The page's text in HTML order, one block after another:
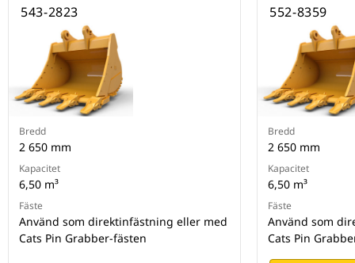
543-2823
Bredd
2 650 mm
Kapacitet
6,50 m³
Fäste
Använd som direktinfästning eller med
Cats Pin Grabber-fästen
552-8359
Bredd
2 650 mm
Kapacitet
6,50 m³
Fäste
Använd som
Cats Pin